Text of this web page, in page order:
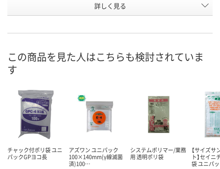
85×120×0.04
号
お届け日
数量
カゴへ カゴへ カ
詳しく見る
この商品を見た人はこちらも検討されていま
す
チャック付ポリ袋 ユニ
パックGPヨコ長
アズワン ユニパック
100×140mm(γ線滅菌
済)100…
システムポリマー/業務
用 透明ポリ袋
【サイズサ
ト】セイニ
袋 ユニパ